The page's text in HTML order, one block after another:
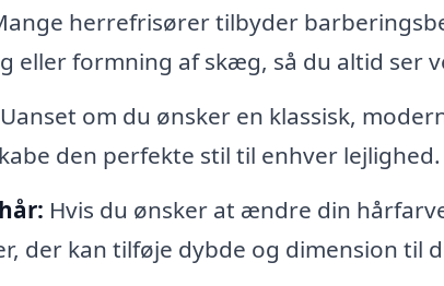
herrefrisører tilbyder
eller formning af skæg, så du altid ser
Uanset om du ønsker en klassisk,
den perfekte stil til enhver lejlighed.
Hvis du ønsker at ændre din
der kan tilføje dybde og dimension til